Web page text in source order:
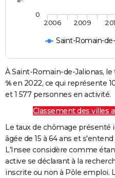
Saint-Romain-
2006 2009
0
À Saint-Romain-de-Jalionas,
%en 2022, ce qui représente
et 1 577 personnes en activité.
Classement des villes
Le taux de chômage présenté
âgée de 15 à 64 ans et
L'Insee considère comme
active se déclarant à la
inscrite ou non à Pôle emploi.